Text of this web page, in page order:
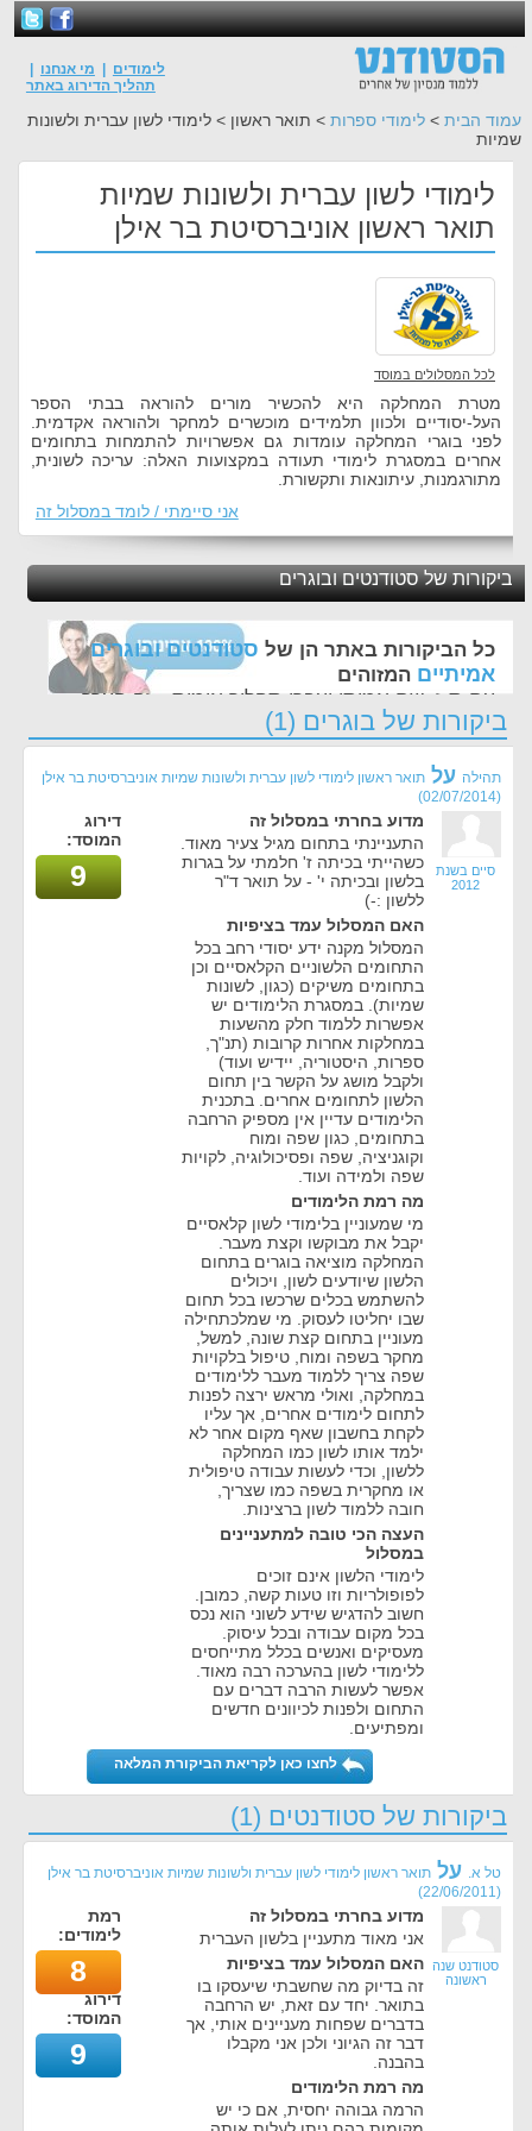
לימודים מי אנחנו
תהליך הדירוג באתר
עמוד הבית > לימודי ספרות > תואר ראשון > לימודי לשון עברית ולשונות
שמיות
לימודי לשון עברית ולשונות שמיות
תואר ראשון אוניברסיטת בר אילן
לכל המסלולים במוסד
מטרת המחלקה היא להכשיר מורים להוראה בבתי הספר
העל-יסודיים ולכוון תלמידים מוכשרים למחקר ולהוראה אקדמית.
לפני בוגרי המחלקה עומדות גם אפשרויות להתמחות בתחומים
אחרים במסגרת לימודי תעודה במקצועות האלה: עריכה לשונית,
מתורגמנות, עיתונאות ותקשורת.
אני סיימתי / לומד במסלול זה
ביקורות של סטודנטים ובוגרים
כל הביקורות באתר הן של סטודנטים ובוגרים
אמיתיים המזוהים
עם ת.ז, שם אמיתי ועברו תהליך אימות - זה הערך
החשוב לנו ביותר באתר
ביקורות של בוגרים (1)
תהילה על תואר ראשון לימודי לשון עברית ולשונות שמיות אוניברסיטת בר אילן
(02/07/2014)
סיים בשנת
2012
מדוע בחרתי במסלול זה
התעניינתי בתחום מגיל צעיר מאוד.
כשהייתי בכיתה ז' חלמתי על בגרות
בלשון ובכיתה י' - על תואר ד"ר
ללשון :-)
האם המסלול עמד בציפיות
המסלול מקנה ידע יסודי רחב בכל
התחומים הלשוניים הקלאסיים וכן
בתחומים משיקים (כגון, לשונות
שמיות). במסגרת הלימודים יש
אפשרות ללמוד חלק מהשעות
במחלקות אחרות קרובות (תנ"ך,
ספרות, היסטוריה, יידיש ועוד)
ולקבל מושג על הקשר בין תחום
הלשון לתחומים אחרים. בתכנית
הלימודים עדיין אין מספיק הרחבה
בתחומים, כגון שפה ומוח
וקוגניציה, שפה ופסיכולוגיה, לקויות
שפה ולמידה ועוד.
מה רמת הלימודים
מי שמעוניין בלימודי לשון קלאסיים
יקבל את מבוקשו וקצת מעבר.
המחלקה מוציאה בוגרים בתחום
הלשון שיודעים לשון, ויכולים
להשתמש בכלים שרכשו בכל תחום
שבו יחליטו לעסוק. מי שמלכתחילה
מעוניין בתחום קצת שונה, למשל,
מחקר בשפה ומוח, טיפול בלקויות
שפה צריך ללמוד מעבר ללימודים
במחלקה, ואולי מראש ירצה לפנות
לתחום לימודים אחרים, אך עליו
לקחת בחשבון שאף מקום אחר לא
ילמד אותו לשון כמו המחלקה
ללשון, וכדי לעשות עבודה טיפולית
או מחקרית בשפה כמו שצריך,
חובה ללמוד לשון ברצינות.
העצה הכי טובה למתעניינים
במסלול
לימודי הלשון אינם זוכים
לפופולריות וזו טעות קשה, כמובן.
חשוב להדגיש שידע לשוני הוא נכס
בכל מקום עבודה ובכל עיסוק.
מעסיקים ואנשים בכלל מתייחסים
ללימודי לשון בהערכה רבה מאוד.
אפשר לעשות הרבה דברים עם
התחום ולפנות לכיוונים חדשים
ומפתיעים.
דירוג
המוסד:
9
לחצו כאן לקריאת הביקורת המלאה
ביקורות של סטודנטים (1)
טל א. על תואר ראשון לימודי לשון עברית ולשונות שמיות אוניברסיטת בר אילן
(
22/06/2011
)
סטודנט שנה
ראשונה
מדוע בחרתי במסלול זה
אני מאוד מתעניין בלשון העברית
האם המסלול עמד בציפיות
זה בדיוק מה שחשבתי שיעסקו בו
בתואר. יחד עם זאת, יש הרחבה
בדברים שפחות מעניינים אותי, אך
דבר זה הגיוני ולכן אני מקבלו
בהבנה.
מה רמת הלימודים
הרמה גבוהה יחסית, אם כי יש
רמת
לימודים:
8
דירוג
המוסד:
9